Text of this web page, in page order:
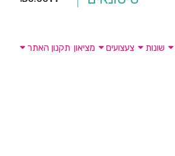
שונות צעצועים מציאון תקנון האתר